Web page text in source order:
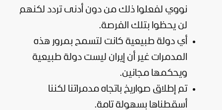
نووي لفعلوا ذلك من دون أدنى تردد لكنهم
لن يحظوا بتلك الفرصة.
أي دولة طبيعية كانت لتسمح بمرور هذه
المدمرات غير أن إيران ليست دولة طبيعية
ويحكمها مجانين.
تم إطلاق صواريخ باتجاه مدمراتنا لكننا
أسقطناها بسهولة تامة.